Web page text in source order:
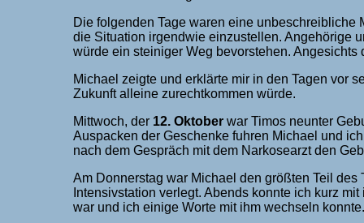
Die folgenden Tage waren eine
die Situation irgendwie einzustellen. Angehörige
würde ein steiniger Weg bevorstehen.
Michael zeigte und erklärte mir in den Tagen vor
Zukunft alleine zurechtkommen würde.
Mittwoch, der 12. Oktober war Timos neunter
Auspacken der Geschenke fuhren Michael und
nach dem Gespräch mit dem Narkosearzt den
Am Donnerstag war Michael den größten Teil
Intensivstation verlegt. Abends konnte ich kurz
war und ich einige Worte mit ihm wechseln konnte.